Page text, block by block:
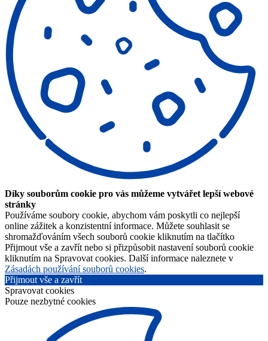
Díky souborům cookie pro vás můžeme vytvářet lepší webové
stránky
Používáme soubory cookie, abychom vám poskytli co nejlepší
online zážitek a konzistentní informace. Můžete souhlasit se
shromažďováním všech souborů cookie kliknutím na tlačítko
Přijmout vše a zavřít nebo si přizpůsobit nastavení souborů cookie
kliknutím na Spravovat cookies. Další informace naleznete v
Zásadách používání souborů cookies.
Přijmout vše a zavřít
Spravovat cookies
Pouze nezbytné cookies